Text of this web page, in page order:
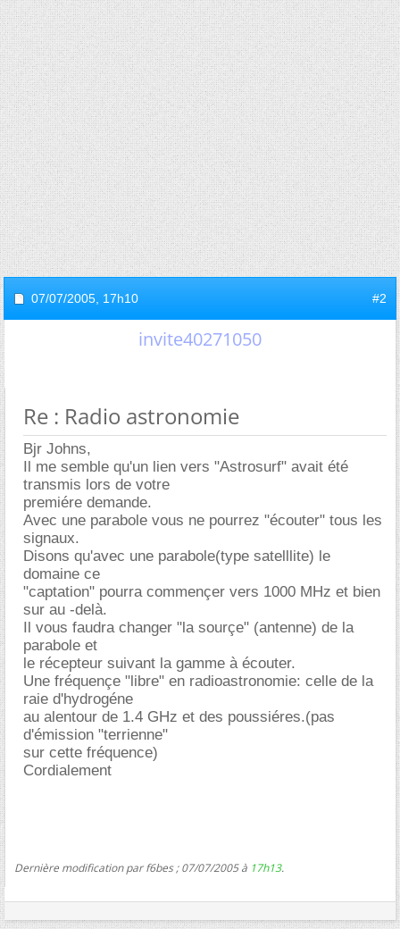
07/07/2005, 17h10 #2
invite40271050
Re : Radio astronomie
Bjr Johns,
Il me semble qu'un lien vers "Astrosurf" avait été
transmis lors de votre
premiére demande.
Avec une parabole vous ne pourrez "écouter" tous les
signaux.
Disons qu'avec une parabole(type satelllite) le
domaine ce
"captation" pourra commençer vers 1000 MHz et bien
sur au -delà.
Il vous faudra changer "la sourçe" (antenne) de la
parabole et
le récepteur suivant la gamme à écouter.
Une fréquençe "libre" en radioastronomie: celle de la
raie d'hydrogéne
au alentour de 1.4 GHz et des poussiéres.(pas
d'émission "terrienne"
sur cette fréquence)
Cordialement
Dernière modification par f6bes ; 07/07/2005 à 17h13.